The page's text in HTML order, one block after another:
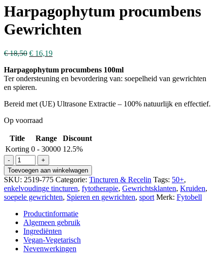
Harpagophytum procumbens
Gewrichten
€18,50 € 16,19
Harpagophytum procumbens 100ml
Ter ondersteuning en bevordering van: soepelheid van gewrichten
en spieren.
Bereid met (UE) Ultrasone Extractie – 100% natuurlijk en effectief.
Op voorraad
Title Range
Discount
Korting 0 - 30000 12.5%
Harpagophytum
procumbens
Gewrichten
aantal
Toevoegen aan winkelwagen
SKU: 2519-775 Categorie: Tincturen & Recelin Tags: 50+,
enkelvoudinge tincturen, fytotherapie, Gewrichtsklanten, Kruiden,
soepele gewrichten, Spieren en gewrichten, sport Merk: Fytobell
Productinformatie
Algemeen gebruik
Ingrediënten
Vegan-Vegetarisch
Nevenwerkingen